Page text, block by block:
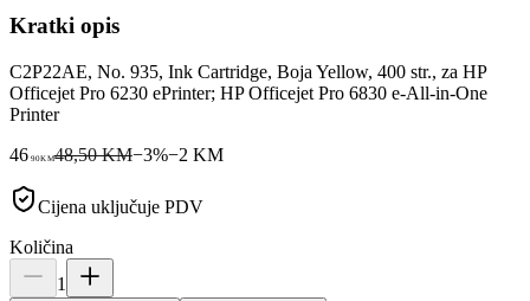
Kratki opis
C2P22AE, No. 935, Ink Cartridge, Boja Yellow, 400 str., za HP
Officejet Pro 6230 ePrinter; HP Officejet Pro 6830 e-All-in-One
Printer
46 90KM48,50 KM−3%−2 KM
Cijena uključuje PDV
Količina
1